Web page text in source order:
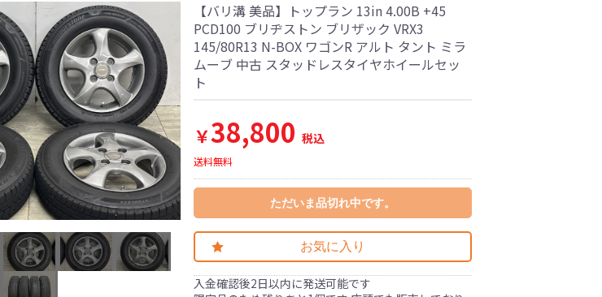
【バリ溝 美品】トップラン 13in 4.00B +45
PCD100 ブリヂストン ブリザック VRX3
145/80R13 N-BOX ワゴンR アルト タント ミラ
ムーブ 中古 スタッドレスタイヤホイールセッ
ト
￥38,800 税込
送料無料
ただいま品切れ中です。
お気に入り
入金確認後2日以内に発送可能です